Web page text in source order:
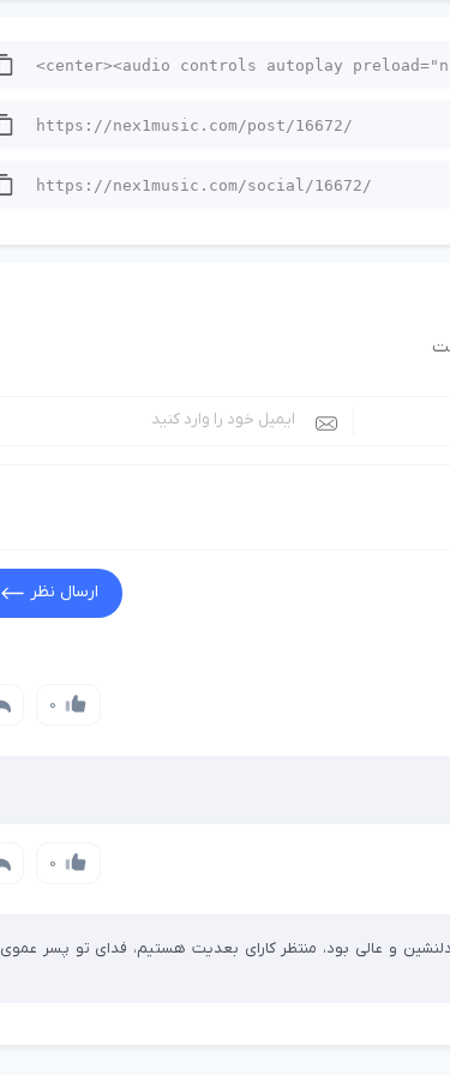
ارسال نظر
0
0
و عالی بود، منتظر کارای بعدیت هستیم، فدای تو پسر عموی